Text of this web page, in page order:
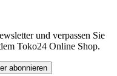
und verpassen Sie
Toko24 Online Shop.
abonnieren